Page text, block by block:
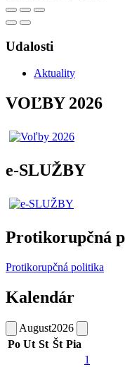
Udalosti
Aktuality
VOĽBY 2026
e-SLUŽBY
Protikorupčná
Protikorupčná politika
Kalendár
August2026
Po Ut St Št Pia
1